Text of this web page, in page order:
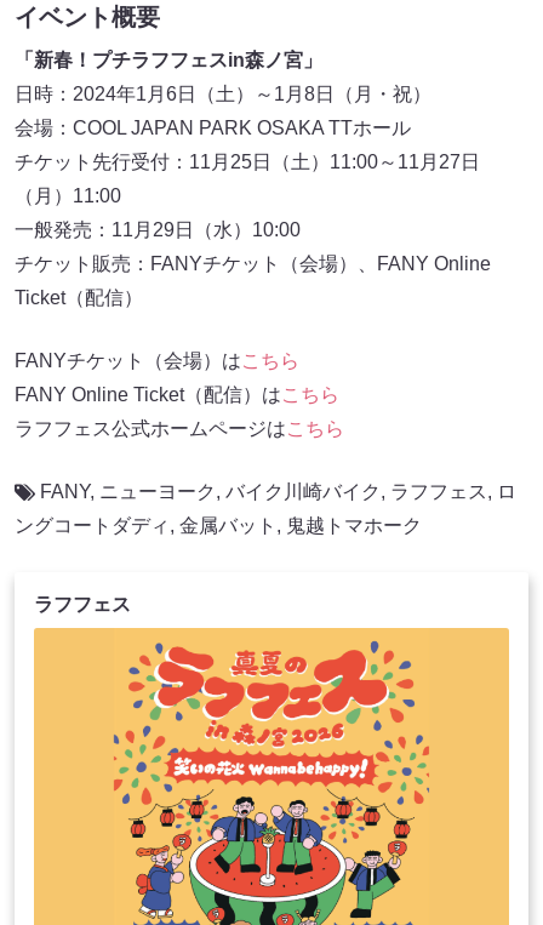
イベント概要
「新春！プチラフフェスin森ノ宮」
日時：2024年1月6日（土）～1月8日（月・祝）
会場：COOL JAPAN PARK OSAKA TTホール
チケット先行受付：11月25日（土）11:00～11月27日
（月）11:00
一般発売：11月29日（水）10:00
チケット販売：FANYチケット（会場）、FANY Online
Ticket（配信）
FANYチケット（会場）はこちら
FANY Online Ticket（配信）はこちら
ラフフェス公式ホームページはこちら
FANY, ニューヨーク , バイク川崎バイク , ラフフェス, ロ
ングコートダディ , 金属バット , 鬼越トマホーク
ラフフェス